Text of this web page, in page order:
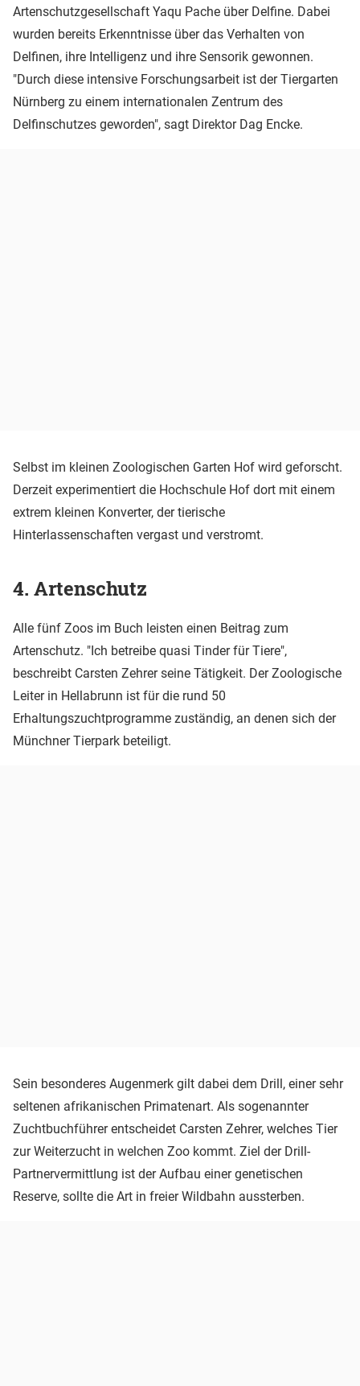
Artenschutzgesellschaft Yaqu Pache über Delfine. Dabei
wurden bereits Erkenntnisse über das Verhalten von
Delfinen, ihre Intelligenz und ihre Sensorik gewonnen.
"Durch diese intensive Forschungsarbeit ist der Tiergarten
Nürnberg zu einem internationalen Zentrum des
Delfinschutzes geworden", sagt Direktor Dag Encke.
Selbst im kleinen Zoologischen Garten Hof wird geforscht.
Derzeit experimentiert die Hochschule Hof dort mit einem
extrem kleinen Konverter, der tierische
Hinterlassenschaften vergast und verstromt.
4. Artenschutz
Alle fünf Zoos im Buch leisten einen Beitrag zum
Artenschutz. "Ich betreibe quasi Tinder für Tiere",
beschreibt Carsten Zehrer seine Tätigkeit. Der Zoologische
Leiter in Hellabrunn ist für die rund 50
Erhaltungszuchtprogramme zuständig, an denen sich der
Münchner Tierpark beteiligt.
Sein besonderes Augenmerk gilt dabei dem Drill, einer sehr
seltenen afrikanischen Primatenart. Als sogenannter
Zuchtbuchführer entscheidet Carsten Zehrer, welches Tier
zur Weiterzucht in welchen Zoo kommt. Ziel der Drill-
Partnervermittlung ist der Aufbau einer genetischen
Reserve, sollte die Art in freier Wildbahn aussterben.